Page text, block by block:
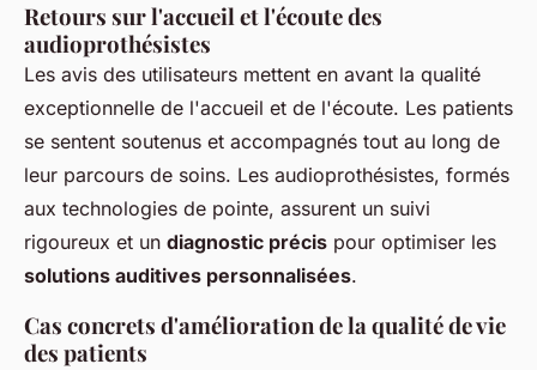
Retours sur l'accueil et l'écoute des
audioprothésistes
Les avis des utilisateurs mettent en avant la qualité
exceptionnelle de l'accueil et de l'écoute. Les patients
se sentent soutenus et accompagnés tout au long de
leur parcours de soins. Les audioprothésistes, formés
aux technologies de pointe, assurent un suivi
rigoureux et un diagnostic précis pour optimiser les
solutions auditives personnalisées.
Cas concrets d'amélioration de la qualité de vie
des patients